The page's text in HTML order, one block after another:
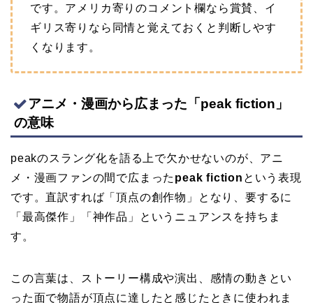
です。アメリカ寄りのコメント欄なら賞賛、イ
ギリス寄りなら同情と覚えておくと判断しやす
くなります。
アニメ・漫画から広まった「peak fiction」
の意味
peakのスラング化を語る上で欠かせないのが、アニ
メ・漫画ファンの間で広まった peak fiction という表現
です。直訳すれば「頂点の創作物」となり、要するに
「最高傑作」「神作品」というニュアンスを持ちま
す。
この言葉は、ストーリー構成や演出、感情の動きとい
った面で物語が頂点に達したと感じたときに使われま